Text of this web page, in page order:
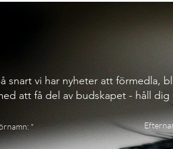
snart vi har nyheter att förmedla,
att få del av budskapet - håll